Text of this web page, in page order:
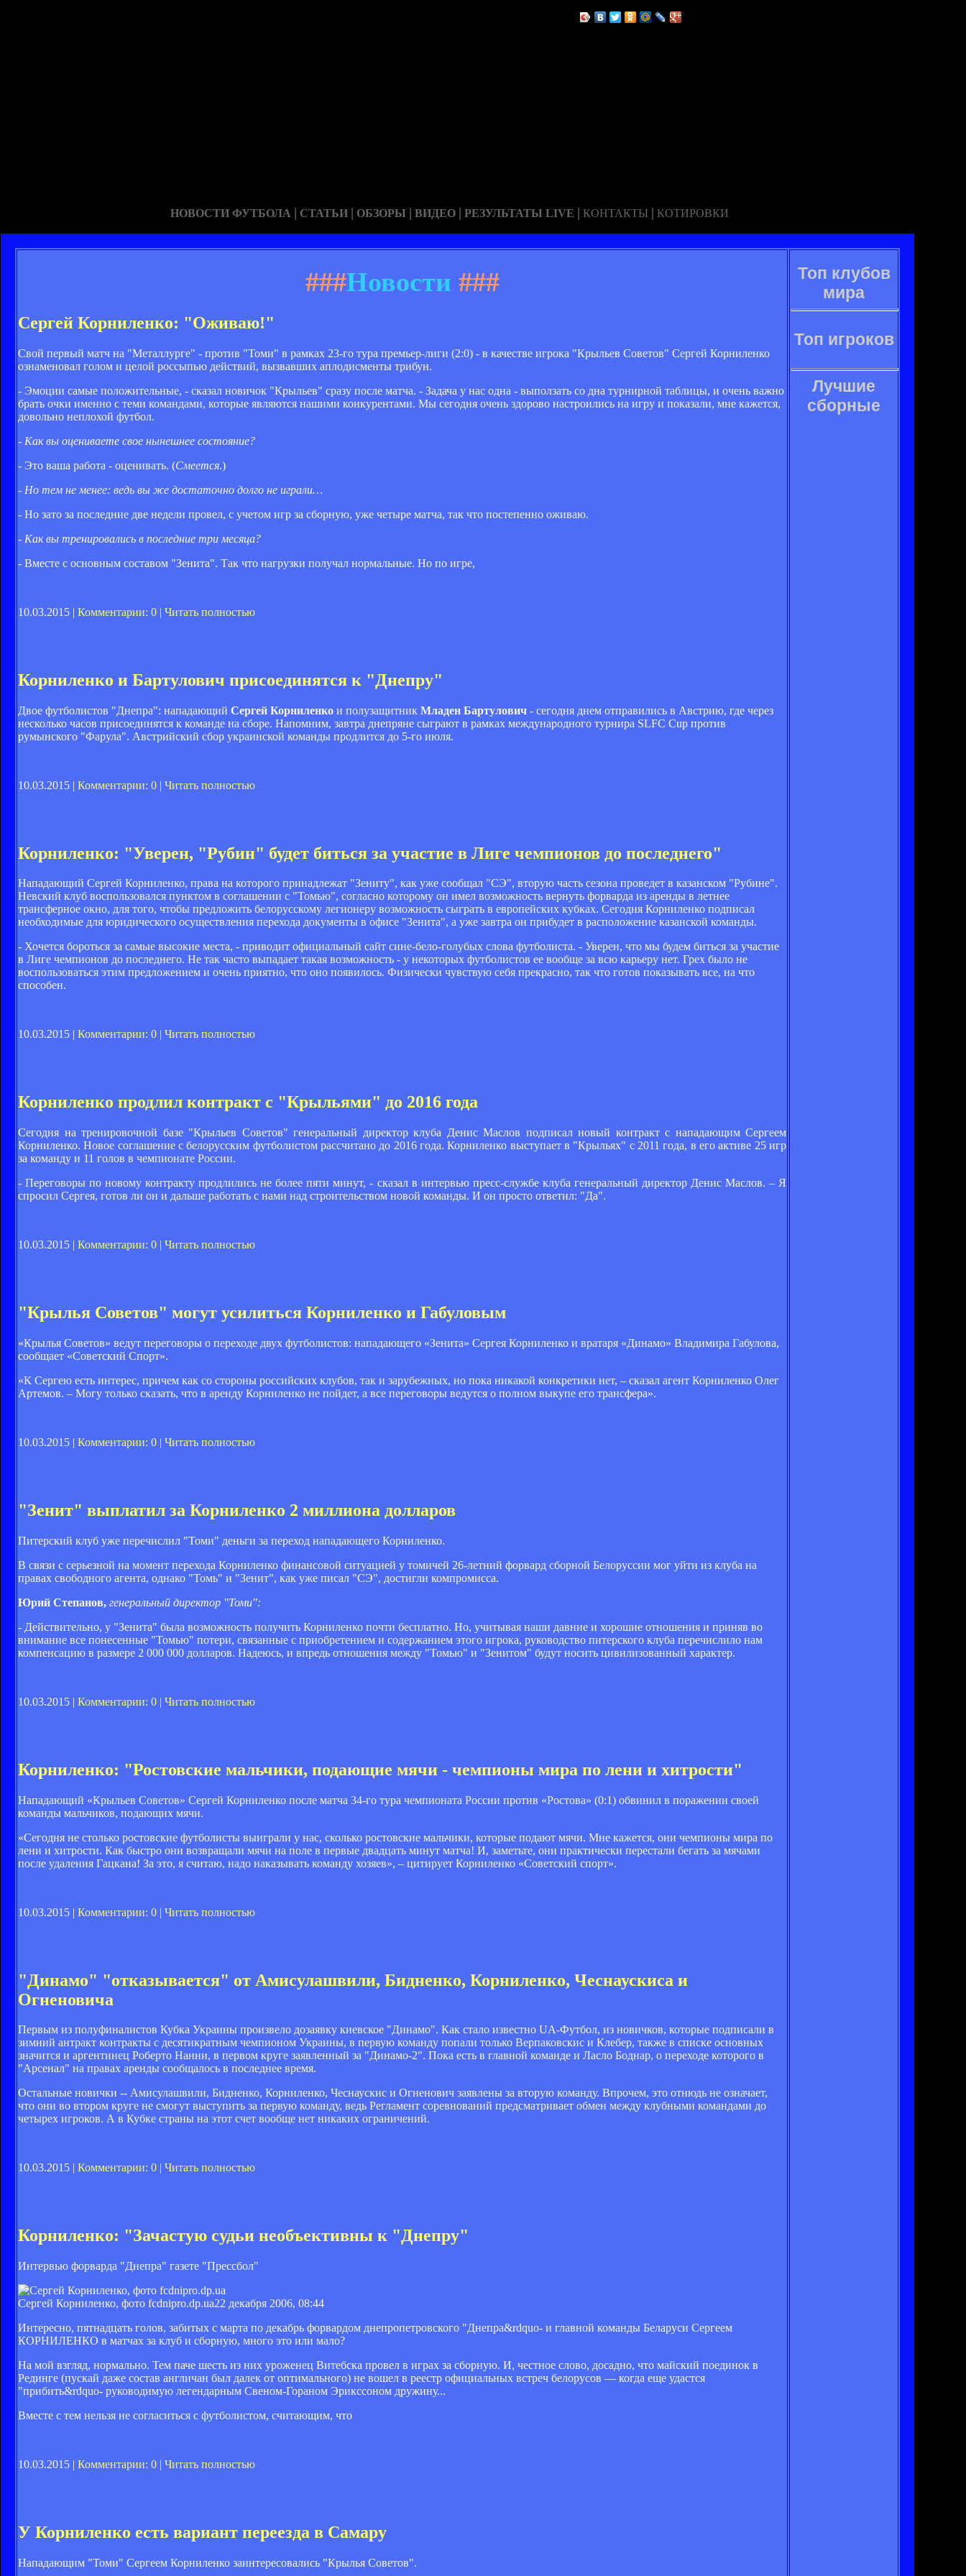
НОВОСТИ ФУТБОЛА | СТАТЬИ | ОБЗОРЫ | ВИДЕО | РЕЗУЛЬТАТЫ LIVE | КОНТАКТЫ | КОТИРОВКИ
###Новости ###
Сергей Корниленко: "Оживаю!"
Свой первый матч на "Металлурге" - против "Томи" в рамках 23-го тура премьер-лиги (2:0) - в качестве игрока "Крыльев Советов" Сергей Корниленко
ознаменовал голом и целой россыпью действий, вызвавших аплодисменты трибун.
- Эмоции самые положительные, - сказал новичок "Крыльев" сразу после матча. - Задача у нас одна - выползать со дна турнирной таблицы, и очень важно
брать очки именно с теми командами, которые являются нашими конкурентами. Мы сегодня очень здорово настроились на игру и показали, мне кажется,
довольно неплохой футбол.
- Как вы оцениваете свое нынешнее состояние?
- Это ваша работа - оценивать. (Смеется.)
- Но тем не менее: ведь вы же достаточно долго не играли…
- Но зато за последние две недели провел, с учетом игр за сборную, уже четыре матча, так что постепенно оживаю.
- Как вы тренировались в последние три месяца?
- Вместе с основным составом "Зенита". Так что нагрузки получал нормальные. Но по игре,
10.03.2015 | Комментарии: 0 | Читать полностью
Корниленко и Бартулович присоединятся к "Днепру"
Двое футболистов "Днепра": нападающий Сергей Корниленко и полузащитник Младен Бартулович - сегодня днем отправились в Австрию, где через
несколько часов присоединятся к команде на сборе. Напомним, завтра днепряне сыграют в рамках международного турнира SLFC Cup против
румынского "Фарула". Австрийский сбор украинской команды продлится до 5-го июля.
10.03.2015 | Комментарии: 0 | Читать полностью
Корниленко: "Уверен, "Рубин" будет биться за участие в Лиге чемпионов до последнего"
Нападающий Сергей Корниленко, права на которого принадлежат "Зениту", как уже сообщал "СЭ", вторую часть сезона проведет в казанском "Рубине".
Невский клуб воспользовался пунктом в соглашении с "Томью", согласно которому он имел возможность вернуть форварда из аренды в летнее
трансферное окно, для того, чтобы предложить белорусскому легионеру возможность сыграть в европейских кубках. Сегодня Корниленко подписал
необходимые для юридического осуществления перехода документы в офисе "Зенита", а уже завтра он прибудет в расположение казанской команды.
- Хочется бороться за самые высокие места, - приводит официальный сайт сине-бело-голубых слова футболиста. - Уверен, что мы будем биться за участие
в Лиге чемпионов до последнего. Не так часто выпадает такая возможность - у некоторых футболистов ее вообще за всю карьеру нет. Грех было не
воспользоваться этим предложением и очень приятно, что оно появилось. Физически чувствую себя прекрасно, так что готов показывать все, на что
способен.
10.03.2015 | Комментарии: 0 | Читать полностью
Корниленко продлил контракт с "Крыльями" до 2016 года
Сегодня на тренировочной базе "Крыльев Советов" генеральный директор клуба Денис Маслов подписал новый контракт с нападающим Сергеем
Корниленко. Новое соглашение с белорусским футболистом рассчитано до 2016 года. Корниленко выступает в "Крыльях" с 2011 года, в его активе 25 игр
за команду и 11 голов в чемпионате России.
- Переговоры по новому контракту продлились не более пяти минут, - сказал в интервью пресс-службе клуба генеральный директор Денис Маслов. – Я
спросил Сергея, готов ли он и дальше работать с нами над строительством новой команды. И он просто ответил: "Да".
10.03.2015 | Комментарии: 0 | Читать полностью
"Крылья Советов" могут усилиться Корниленко и Габуловым
«Крылья Советов» ведут переговоры о переходе двух футболистов: нападающего «Зенита» Сергея Корниленко и вратаря «Динамо» Владимира Габулова,
сообщает «Советский Спорт».
«К Сергею есть интерес, причем как со стороны российских клубов, так и зарубежных, но пока никакой конкретики нет, – сказал агент Корниленко Олег
Артемов. – Могу только сказать, что в аренду Корниленко не пойдет, а все переговоры ведутся о полном выкупе его трансфера».
10.03.2015 | Комментарии: 0 | Читать полностью
"Зенит" выплатил за Корниленко 2 миллиона долларов
Питерский клуб уже перечислил "Томи" деньги за переход нападающего Корниленко.
В связи с серьезной на момент перехода Корниленко финансовой ситуацией у томичей 26-летний форвард сборной Белоруссии мог уйти из клуба на
правах свободного агента, однако "Томь" и "Зенит", как уже писал "СЭ", достигли компромисса.
Юрий Степанов, генеральный директор "Томи":
- Действительно, у "Зенита" была возможность получить Корниленко почти бесплатно. Но, учитывая наши давние и хорошие отношения и приняв во
внимание все понесенные "Томью" потери, связанные с приобретением и содержанием этого игрока, руководство питерского клуба перечислило нам
компенсацию в размере 2 000 000 долларов. Надеюсь, и впредь отношения между "Томью" и "Зенитом" будут носить цивилизованный характер.
10.03.2015 | Комментарии: 0 | Читать полностью
Корниленко: "Ростовские мальчики, подающие мячи - чемпионы мира по лени и хитрости"
Нападающий «Крыльев Советов» Сергей Корниленко после матча 34-го тура чемпионата России против «Ростова» (0:1) обвинил в поражении своей
команды мальчиков, подающих мячи.
«Сегодня не столько ростовские футболисты выиграли у нас, сколько ростовские мальчики, которые подают мячи. Мне кажется, они чемпионы мира по
лени и хитрости. Как быстро они возвращали мячи на поле в первые двадцать минут матча! И, заметьте, они практически перестали бегать за мячами
после удаления Гацкана! За это, я считаю, надо наказывать команду хозяев», – цитирует Корниленко «Советский спорт».
10.03.2015 | Комментарии: 0 | Читать полностью
"Динамо" "отказывается" от Амисулашвили, Бидненко, Корниленко, Чеснаускиса и
Огненовича
Первым из полуфиналистов Кубка Украины произвело дозаявку киевское "Динамо". Как стало известно UA-Футбол, из новичков, которые подписали в
зимний антракт контракты с десятикратным чемпионом Украины, в первую команду попали только Верпаковскис и Клебер, также в списке основных
значится и аргентинец Роберто Нанни, в первом круге заявленный за "Динамо-2". Пока есть в главной команде и Ласло Боднар, о переходе которого в
"Арсенал" на правах аренды сообщалось в последнее время.
Остальные новички -- Амисулашвили, Бидненко, Корниленко, Чеснаускис и Огненович заявлены за вторую команду. Впрочем, это отнюдь не означает,
что они во втором круге не смогут выступить за первую команду, ведь Регламент соревнований предсматривает обмен между клубными командами до
четырех игроков. А в Кубке страны на этот счет вообще нет никаких ограничений.
10.03.2015 | Комментарии: 0 Читать полностью
Корниленко: "Зачастую судьи необъективны к "Днепру"
Интервью форварда "Днепра" газете "Прессбол"
Сергей Корниленко, фото fcdnipro.dp.ua22 декабря 2006, 08:44
Интересно, пятнадцать голов, забитых с марта по декабрь форвардом днепропетровского "Днепра&rdquo- и главной команды Беларуси Сергеем
КОРНИЛЕНКО в матчах за клуб и сборную, много это или мало?
На мой взгляд, нормально. Тем паче шесть из них уроженец Витебска провел в играх за сборную. И, честное слово, досадно, что майский поединок в
Рединге (пускай даже состав англичан был далек от оптимального) не вошел в реестр официальных встреч белорусов — когда еще удастся
"прибить&rdquo- руководимую легендарным Свеном-Гораном Эрикссоном дружину...
Вместе с тем нельзя не согласиться с футболистом, считающим, что
10.03.2015 | Комментарии: 0 | Читать полностью
У Корниленко есть вариант переезда в Самару
Нападающим "Томи" Сергеем Корниленко заинтересовались "Крылья Советов".
Топ клубов
мира
Топ игроков
Лучшие
сборные